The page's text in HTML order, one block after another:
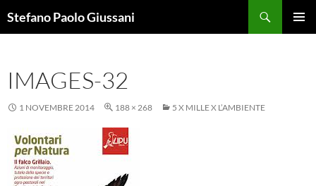
alStefano Paolo Giussani
IMAGES-32
1 NOVEMBRE 2014 188 × 268 5 X MILLE X L’AMBIENTE